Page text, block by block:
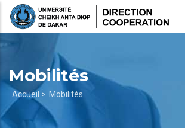
Aller
Mobilités
Fil
d'Ariane
Accueil > Mobilités